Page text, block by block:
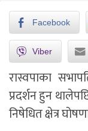
Facebook
Viber
रास्वपाका
प्रदर्शन हुन
निषेधित क्षेत्र